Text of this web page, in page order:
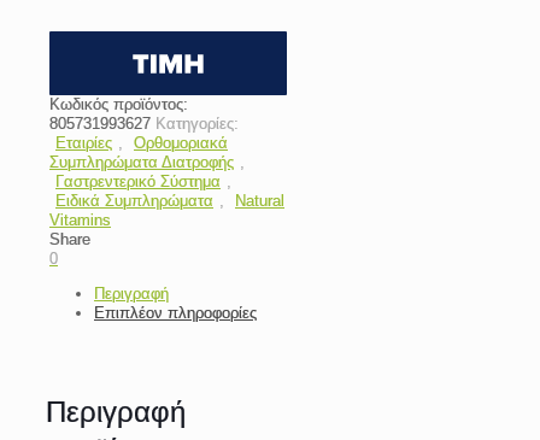
Κωδικός προϊόντος:
805731993627 Κατηγορίες:
Εταιρίες
Ορθομοριακά
Συμπληρώματα Διατροφής
Γαστρεντερικό Σύστημα
Ειδικά Συμπληρώματα
Natural
Vitamins
Share
0
Περιγραφή
Επιπλέον πληροφορίες
Περιγραφή